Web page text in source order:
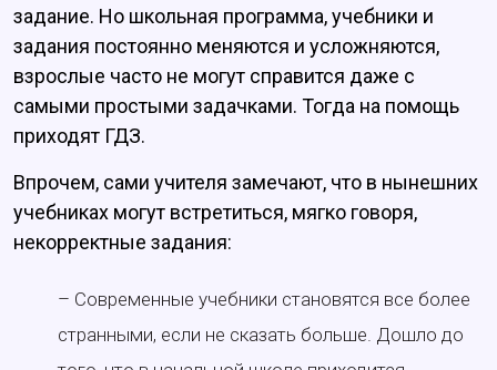
задание. Но школьная программа, учебники и
задания постоянно меняются и усложняются,
взрослые часто не могут справится даже с
самыми простыми задачками. Тогда на помощь
приходят ГДЗ.
Впрочем, сами учителя замечают, что в нынешних
учебниках могут встретиться, мягко говоря,
некорректные задания:
– Современные учебники становятся все более
странными, если не сказать больше. Дошло до